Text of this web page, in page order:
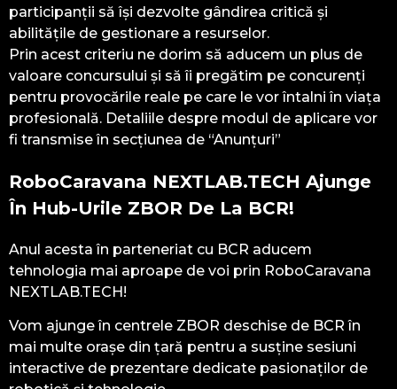
participanții să își dezvolte gândirea critică și
abilitățile de gestionare a resurselor.
Prin acest criteriu ne dorim să aducem un plus de
valoare concursului și să îi pregătim pe concurenți
pentru provocările reale pe care le vor întalni în viața
profesională. Detaliile despre modul de aplicare vor
fi transmise în secțiunea de “Anunțuri”
RoboCaravana NEXTLAB.TECH Ajunge
În Hub-Urile ZBOR De La BCR!
Anul acesta în parteneriat cu BCR aducem
tehnologia mai aproape de voi prin RoboCaravana
NEXTLAB.TECH!
Vom ajunge în centrele ZBOR deschise de BCR în
mai multe orașe din țară pentru a susține sesiuni
interactive de prezentare dedicate pasionaților de